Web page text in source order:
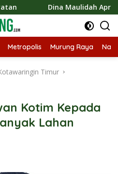
Dina Maulidah Apresiasi
Metropolis Murung Raya
Timur
Kotim Kepada
Lahan